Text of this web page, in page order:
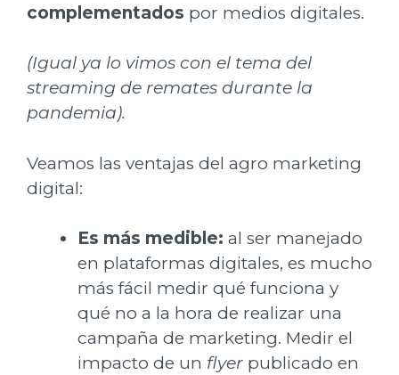
complementados por medios digitales.
(Igual ya lo vimos con el tema del
streaming de remates durante la
pandemia).
Veamos las ventajas del agro marketing
digital:
Es más medible: al ser manejado
en plataformas digitales, es mucho
más fácil medir qué funciona y
qué no a la hora de realizar una
campaña de marketing. Medir el
impacto de un flyer publicado en